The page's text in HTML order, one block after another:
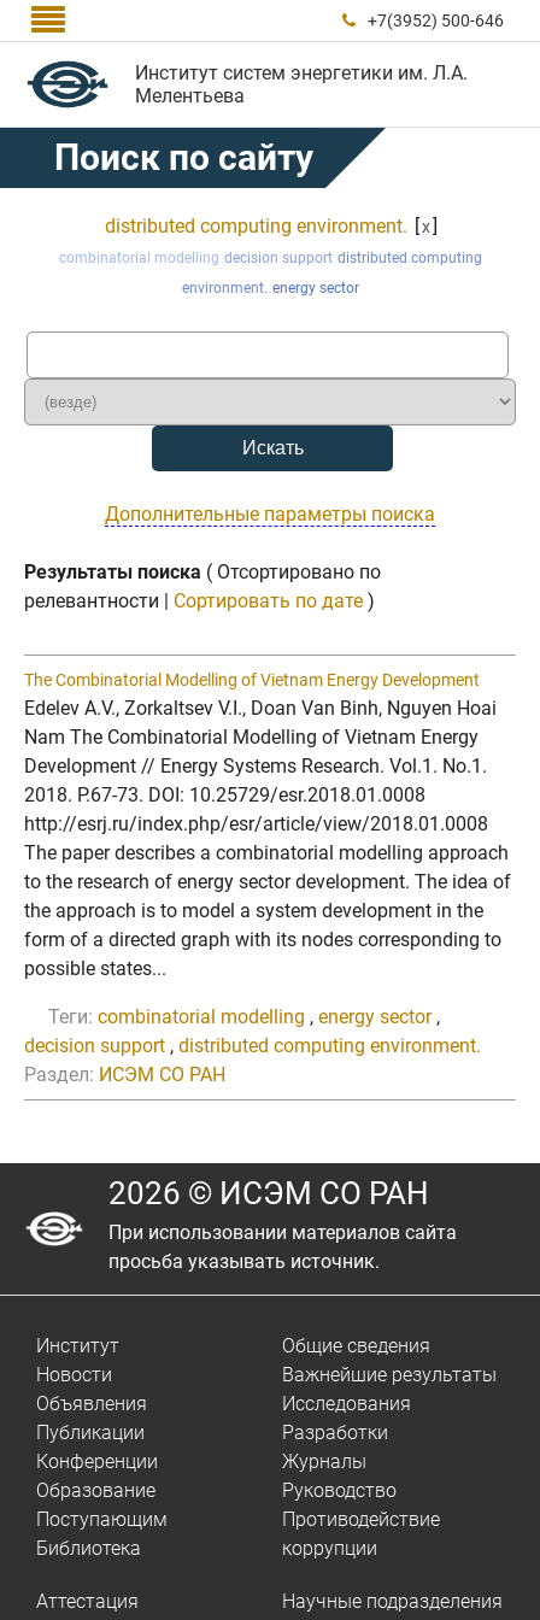
  +7(3952) 500-646
Институт систем энергетики им. Л.А.
Мелентьева
Поиск по сайту
distributed computing environment. [x]
combinatorial modelling decision support distributed computing
environment. energy sector
Дополнительные параметры поиска
Результаты поиска ( Отсортировано по
релевантности | Сортировать по дате )
The Combinatorial Modelling of Vietnam Energy Development
Edelev A.V., Zorkaltsev V.I., Doan Van Binh, Nguyen Hoai
Nam The Combinatorial Modelling of Vietnam Energy
Development // Energy Systems Research. Vol.1. No.1.
2018. P.67-73. DOI: 10.25729/esr.2018.01.0008
http://esrj.ru/index.php/esr/article/view/2018.01.0008
The paper describes a combinatorial modelling approach
to the research of energy sector development. The idea of
the approach is to model a system development in the
form of a directed graph with its nodes corresponding to
possible states...
Теги: combinatorial modelling , energy sector,
decision support , distributed computing environment.
Раздел: ИСЭМ СО РАН
2026 © ИСЭМ СО РАН
При использовании материалов сайта
просьба указывать источник.
Институт
Новости
Объявления
Публикации
Конференции
Образование
Поступающим
Библиотека
Общие сведения
Важнейшие результаты
Исследования
Разработки
Журналы
Руководство
Противодействие
коррупции
Аттестация
Научные подразделения